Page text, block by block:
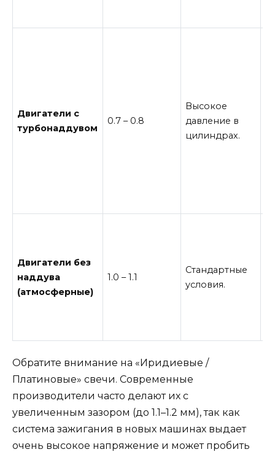
Двигатели с
турбонаддувом
0.7 – 0.8
Высокое
давление в
цилиндрах.
Двигатели без
наддува
(атмосферные)
1.0 – 1.1
Стандартные
условия.
Обратите внимание на «Иридиевые /
Платиновые» свечи. Современные
производители часто делают их с
увеличенным зазором (до 1.1–1.2 мм), так как
система зажигания в новых машинах выдает
очень высокое напряжение и может пробить